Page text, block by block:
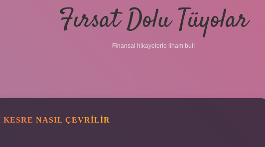
Fırsat Dolu Tüyolar
Finansal hikayelerle ilham bul!
NASIL ÇEVRILIR